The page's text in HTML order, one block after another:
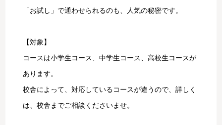
「お試し」で通わせられるのも、人気の秘密です。
【対象】
コースは小学生コース、中学生コース、高校生コースが
あります。
校舎によって、対応しているコースが違うので、詳しく
は、校舎までご相談くださいませ。